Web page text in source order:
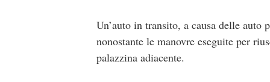
Un’auto in transito, a causa delle auto
nonostante le manovre eseguite per
palazzina adiacente.